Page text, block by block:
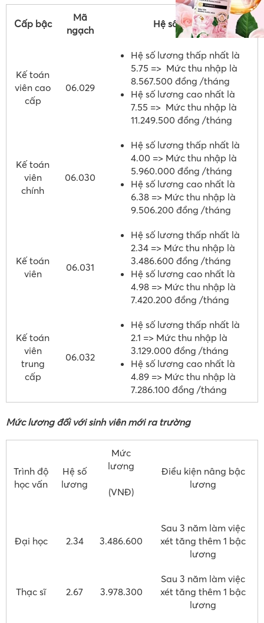
Cấp bậc
Mã
ngạch
Hệ số lương
Kế toán
viên cao
cấp
06.029
Hệ số lương thấp nhất là
5.75 => Mức thu nhập là
8.567.500 đồng /tháng
Hệ số lương cao nhất là
7.55 => Mức thu nhập là
11.249.500 đồng /tháng
Kế toán
viên
chính
06.030
Hệ số lương thấp nhất là
4.00 => Mức thu nhập là
5.960.000 đồng /tháng
Hệ số lương cao nhất là
6.38 => Mức thu nhập là
9.506.200 đồng /tháng
Kế toán
viên
06.031
Hệ số lương thấp nhất là
2.34 => Mức thu nhập là
3.486.600 đồng /tháng
Hệ số lương cao nhất là
4.98 => Mức thu nhập là
7.420.200 đồng /tháng
Kế toán
viên
trung
cấp
06.032
Hệ số lương thấp nhất là
2.1 => Mức thu nhập là
3.129.000 đồng /tháng
Hệ số lương cao nhất là
4.89 => Mức thu nhập là
7.286.100 đồng /tháng
Mức lương đối với sinh viên mới ra trường
Trình độ
học vấn
Hệ số
lương
Mức
lương
(VNĐ)
Điều kiện nâng bậc
lương
Đại học 2.34 3.486.600
Sau 3 năm làm việc
xét tăng thêm 1 bậc
lương
Thạc sĩ 2.67 3.978.300
Sau 3 năm làm việc
xét tăng thêm 1 bậc
lương